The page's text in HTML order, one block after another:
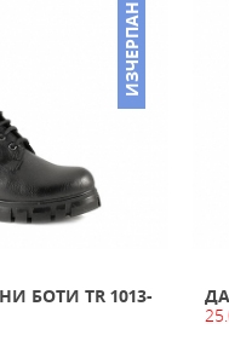
ИЗЧЕРПАН
БОТИ TR 1013-